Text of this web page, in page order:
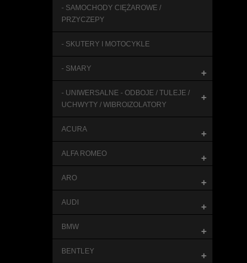
- SAMOCHODY CIĘŻAROWE /
PRZYCZEPY
- SKUTERY I MOTOCYKLE
- SMARY +
- UNIWERSALNE - ODBOJE / TULEJE /
UCHWYTY / WIBROIZOLATORY
+
ACURA +
ALFA ROMEO +
ARO +
AUDI +
BMW +
BENTLEY +